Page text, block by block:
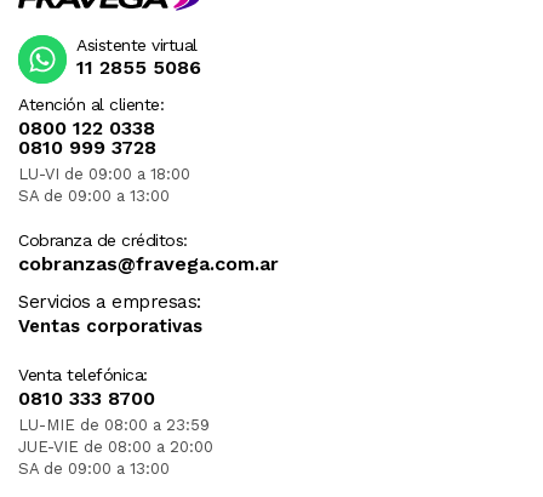
Atención al cliente:
0800 122 0338
0810 999 3728
LU-VI de 09:00 a 18:00
SA de 09:00 a 13:00
Cobranza de créditos:
cobranzas@fravega.com.ar
Servicios a empresas:
Ventas corporativas
Venta telefónica:
0810 333 8700
LU-MIE de 08:00 a 23:59
JUE-VIE de 08:00 a 20:00
SA de 09:00 a 13:00
Asistente virtual
11 2855 5086